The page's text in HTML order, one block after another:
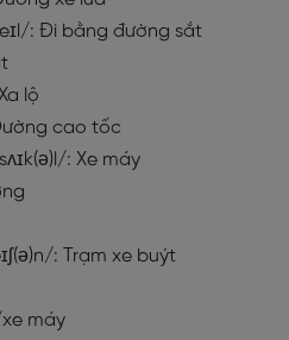
: Đi bằng đường sắt
lộ
cao tốc
: Xe máy
: Trạm xe buýt
máy